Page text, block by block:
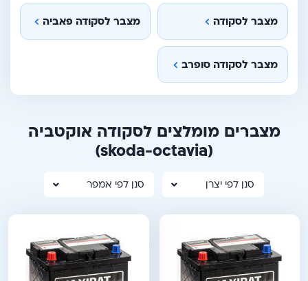
מצבר לסקודה מצבר לסקודה פאביה
מצבר לסקודה סופרב
מצברים מומלצים לסקודה אוקטביה
(skoda-octavia)
סנן לפי יצרן סנן לפי אמפר